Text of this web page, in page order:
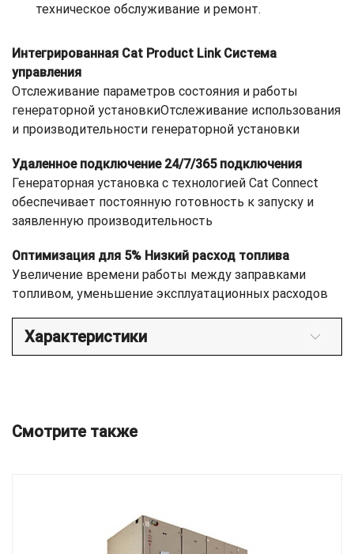
техническое обслуживание и ремонт.
Интегрированная Cat Product Link Система
управления
Отслеживание параметров состояния и работы
генераторной установкиОтслеживание использования
и производительности генераторной установки
Удаленное подключение 24/7/365 подключения
Генераторная установка с технологией Cat Connect
обеспечивает постоянную готовность к запуску и
заявленную производительность
Оптимизация для 5% Низкий расход топлива
Увеличение времени работы между заправками
топливом, уменьшение эксплуатационных расходов
Характеристики
Смотрите также